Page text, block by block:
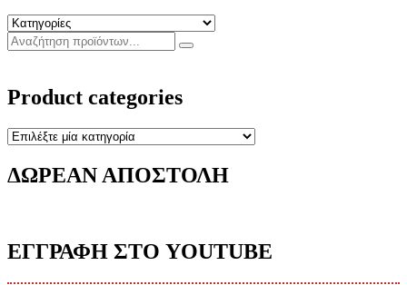
Product categories
ΔΩΡΕΑΝ ΑΠΟΣΤΟΛΗ
ΕΓΓΡΑΦΗ ΣΤΟ YOUTUBE